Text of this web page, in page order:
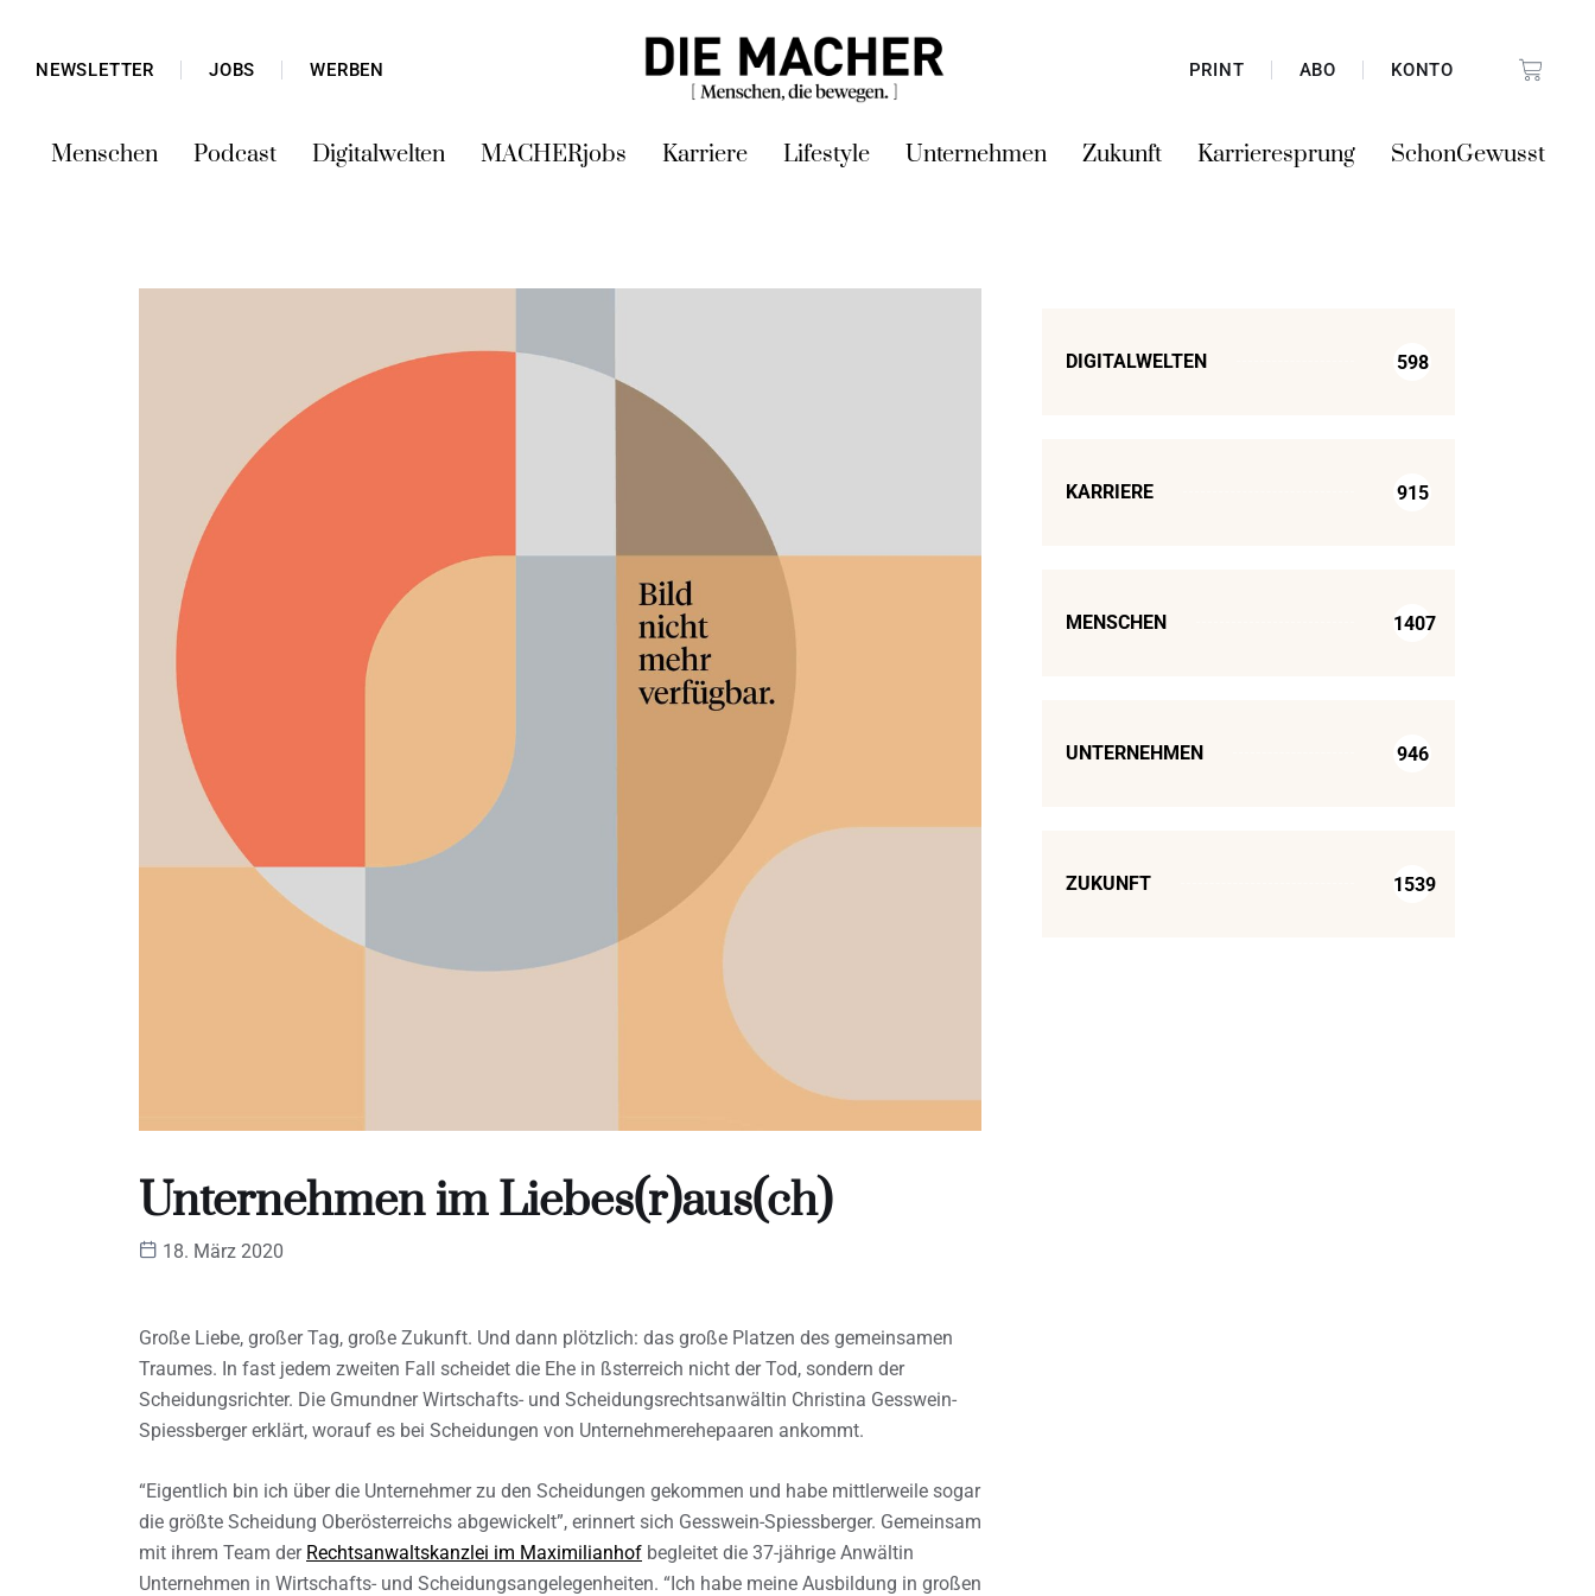
NEWSLETTER JOBS WERBEN PRINT ABO KONTO
Menschen Podcast Digitalwelten MACHERjobs Karriere Lifestyle Unternehmen Zukunft Karrieresprung SchonGewusst
Unternehmen im Liebes(r)aus(ch)
18. März 2020
Große Liebe, großer Tag, große Zukunft. Und dann plötzlich: das große Platzen des gemeinsamen
Traumes. In fast jedem zweiten Fall scheidet die Ehe in ßsterreich nicht der Tod, sondern der
Scheidungsrichter. Die Gmundner Wirtschafts- und Scheidungsrechtsanwältin Christina Gesswein-
Spiessberger erklärt, worauf es bei Scheidungen von Unternehmerehepaaren ankommt.
“Eigentlich bin ich über die Unternehmer zu den Scheidungen gekommen und habe mittlerweile sogar
die größte Scheidung Oberösterreichs abgewickelt”, erinnert sich Gesswein-Spiessberger. Gemeinsam
mit ihrem Team der Rechtsanwaltskanzlei im Maximilianhof begleitet die 37-jährige Anwältin
Unternehmen in Wirtschafts- und Scheidungsangelegenheiten. “Ich habe meine Ausbildung in großen
DIGITALWELTEN 598
KARRIERE 915
MENSCHEN 1407
UNTERNEHMEN 946
ZUKUNFT 1539